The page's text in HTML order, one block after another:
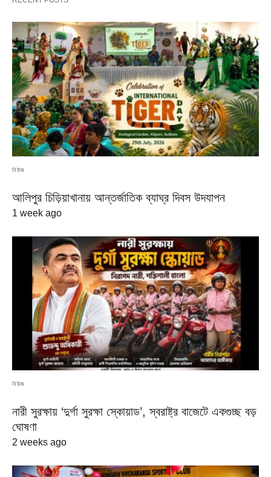
নিউজ
আলিপুর চিড়িয়াখানায় আন্তর্জাতিক ব্যাঘ্র দিবস উদযাপন
1 week ago
নিউজ
নারী সুরক্ষায় ‘দুর্গা সুরক্ষা স্কোয়াড’, স্বরাষ্ট্র বাজেটে একগুচ্ছ বড়
ঘোষণা
2 weeks ago